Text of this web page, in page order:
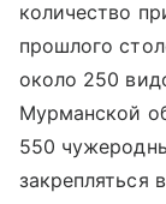
количество
прошлого
около 250
Мурманской
550
закрепляться